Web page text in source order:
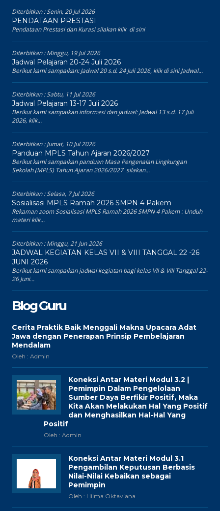
Diterbitkan :Senin, 20 Jul 2026
PENDATAAN PRESTASI
Pendataan Prestasi dan Kurasi silakan klik di sini
Diterbitkan :Minggu, 19 Jul 2026
Jadwal Pelajaran 20-24 Juli 2026
Berikut kami sampaikan: Jadwal 20 s.d. 24 Juli 2026, klik di sini Jadwal...
Diterbitkan :Sabtu, 11 Jul 2026
Jadwal Pelajaran 13-17 Juli 2026
Berikut kami sampaikan informasi dan jadwal: Jadwal 13 s.d. 17 Juli
2026, klik...
Diterbitkan :Jumat, 10 Jul 2026
Panduan MPLS Tahun Ajaran 2026/2027
Berikut kami sampaikan panduan Masa Pengenalan Lingkungan
Sekolah (MPLS) Tahun Ajaran 2026/2027 silakan...
Diterbitkan :Selasa, 7 Jul 2026
Sosialisasi MPLS Ramah 2026 SMPN 4 Pakem
Rekaman zoom Sosialisasi MPLS Ramah 2026 SMPN 4 Pakem : Unduh
materi klik...
Diterbitkan :Minggu, 21 Jun 2026
JADWAL KEGIATAN KELAS VII & VIII TANGGAL 22 -26
JUNI 2026
Berikut kami sampaikan jadwal kegiatan bagi kelas VII & VIII Tanggal 22-
26 Juni...
Blog Guru
Cerita Praktik Baik Menggali Makna Upacara Adat
Jawa dengan Penerapan Prinsip Pembelajaran
Mendalam
Oleh : Admin
Koneksi Antar Materi Modul 3.2 |
Pemimpin Dalam Pengelolaan
Sumber Daya Berfikir Positif, Maka
Kita Akan Melakukan Hal Yang Positif
dan Menghasilkan Hal-Hal Yang
Positif
Oleh : Admin
Koneksi Antar Materi Modul 3.1
Pengambilan Keputusan Berbasis
Nilai-Nilai Kebaikan sebagai
Pemimpin
Oleh : Hilma Oktaviana